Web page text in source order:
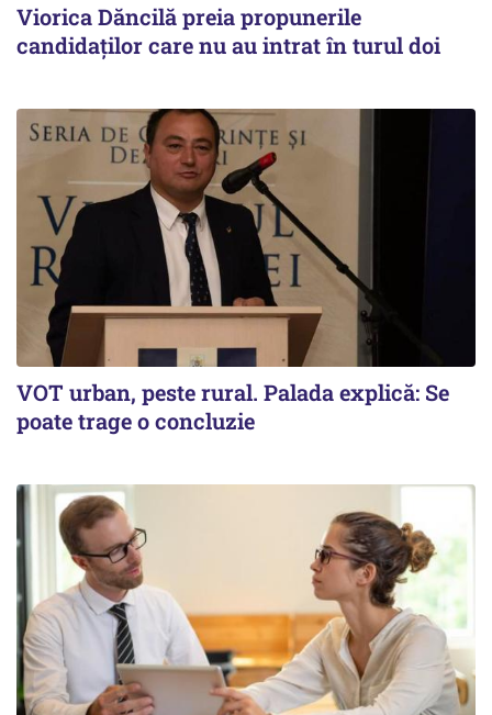
Viorica Dăncilă preia propunerile
candidaților care nu au intrat în turul doi
VOT urban, peste rural. Palada explică: Se
poate trage o concluzie